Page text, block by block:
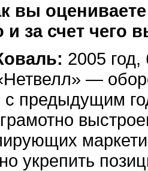
вы
и за счет чего
2005
—
с предыдущим
укрепить